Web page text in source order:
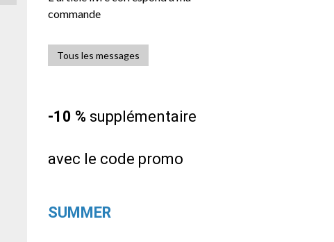
commande
Tous les messages
-10 % supplémentaire
avec le code promo
SUMMER